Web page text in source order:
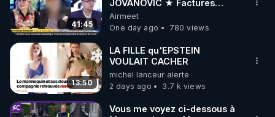
41:45
JOVANOVIC ★ Factures
Impayées : Où Est Passé Le
Pognon ?
Airmeet
One day ago
780 views
13:50
LA FILLE qu'EPSTEIN
VOULAIT CACHER
michel lanceur alerte
2 days ago
3.7 k views
Vous me voyez ci-dessous à